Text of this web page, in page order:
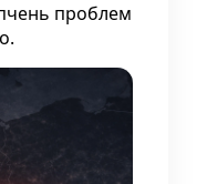
проблем